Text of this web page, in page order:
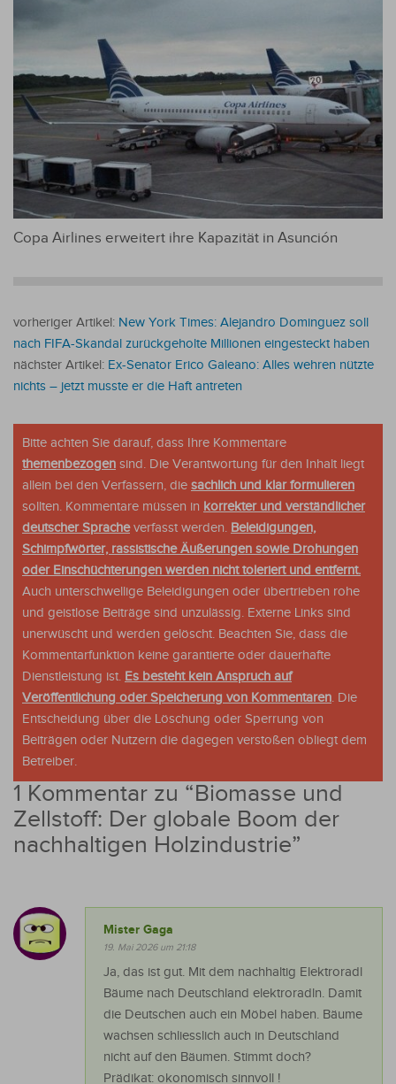
Copa Airlines erweitert ihre Kapazität in Asunción
vorheriger Artikel: New York Times: Alejandro Dominguez soll
nach FIFA-Skandal zurückgeholte Millionen eingesteckt haben
nächster Artikel: Ex-Senator Erico Galeano: Alles wehren nützte
nichts – jetzt musste er die Haft antreten
Bitte achten Sie darauf, dass Ihre Kommentare
themenbezogen sind. Die Verantwortung für den Inhalt liegt
allein bei den Verfassern, die sachlich und klar formulieren
sollten. Kommentare müssen in korrekter und verständlicher
deutscher Spracheverfasst werden. Beleidigungen,
Schimpfwörter, rassistische Äußerungen sowie Drohungen
oder Einschüchterungen werden nicht toleriert und entfernt.
Auch unterschwellige Beleidigungen oder übertrieben rohe
und geistlose Beiträge sind unzulässig. Externe Links sind
unerwüscht und werden gelöscht. Beachten Sie, dass die
Kommentarfunktion keine garantierte oder dauerhafte
Dienstleistung ist. Es besteht kein Anspruch auf
Veröffentlichung oder Speicherung von Kommentaren. Die
Entscheidung über die Löschung oder Sperrung von
Beiträgen oder Nutzern die dagegen verstoßen obliegt dem
Betreiber.
1 Kommentar zu “Biomasse und
Zellstoff: Der globale Boom der
nachhaltigen Holzindustrie”
Mister Gaga
19. Mai 2026 um 21:18
Ja, das ist gut. Mit dem nachhaltig Elektroradl
Bäume nach Deutschland elektroradln. Damit
die Deutschen auch ein Möbel haben. Bäume
wachsen schliesslich auch in Deutschland
nicht auf den Bäumen. Stimmt doch?
Prädikat: okonomisch sinnvoll !